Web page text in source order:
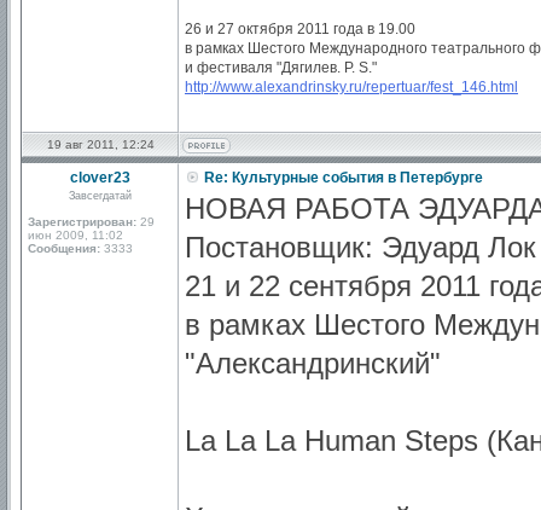
26 и 27 октября 2011 года в 19.00
в рамках Шестого Международного театрального
и фестиваля "Дягилев. P. S."
http://www.alexandrinsky.ru/repertuar/fest_146.html
19 авг 2011, 12:24
clover23
Завсегдатай
Зарегистрирован: 29
июн 2009, 11:02
Сообщения: 3333
Re: Культурные события в Петербурге
НОВАЯ РАБОТА
Постановщик: Эдуард Лок
21 и 22 сентября 2011
в рамках Шестого
"Александринский"
La La La Human Steps